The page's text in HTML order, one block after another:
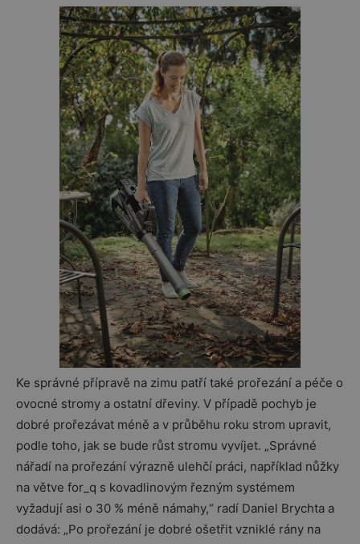
Ke správné přípravě na zimu patří také prořezání a péče o
ovocné stromy a ostatní dřeviny. V případě pochyb je
dobré prořezávat méně a v průběhu roku strom upravit,
podle toho, jak se bude růst stromu vyvíjet. „Správné
nářadí na prořezání výrazně ulehčí práci, například nůžky
na větve for_q s kovadlinovým řezným systémem
vyžadují asi o 30 % méně námahy,“ radí Daniel Brychta a
dodává: „Po prořezání je dobré ošetřit vzniklé rány na